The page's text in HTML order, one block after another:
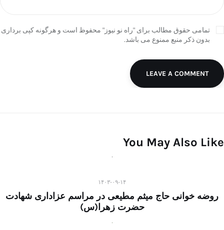
تمامی حقوق مطالب برای "راه نو نیوز" محفوظ است و هرگونه کپی برداری
بدون ذکر منبع ممنوع می باشد.
LEAVE A COMMENT
You May Also Like
۱۴۰۳-۰۹-۱۴
روضه خوانی حاج میثم مطیعی در مراسم عزاداری شهادت
حضرت زهرا(س)